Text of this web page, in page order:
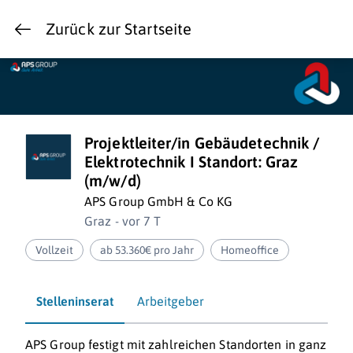
Zurück zur Startseite
Projektleiter/in Gebäudetechnik /
Elektrotechnik I Standort: Graz
(m/w/d)
APS Group GmbH & Co KG
Graz - vor 7 T
Vollzeit ab 53.360€ pro Jahr Homeoffice
Stelleninserat Arbeitgeber
APS Group festigt mit zahlreichen Standorten in ganz